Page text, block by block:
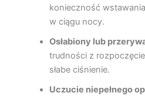
konieczność
w ciągu nocy.
Osłabiony lub
trudności z
słabe ciśnienie.
Uczucie niepełnego